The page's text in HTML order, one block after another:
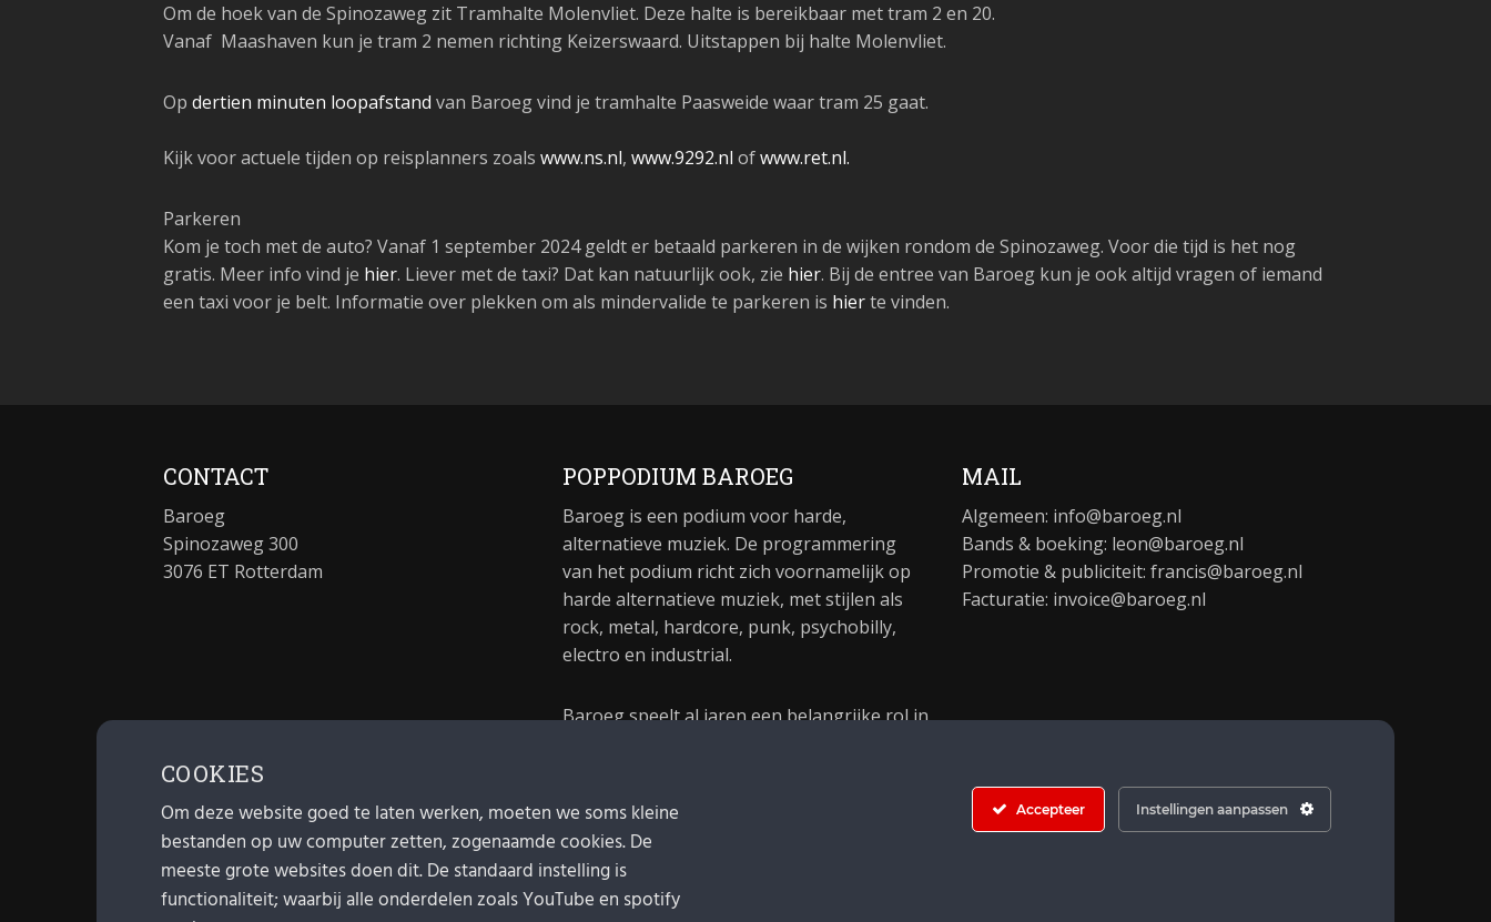
Om de hoek van de Spinozaweg zit Tramhalte Molenvliet. Deze halte is bereikbaar met tram 2 en 20.
Vanaf Maashaven kun je tram 2 nemen richting Keizerswaard. Uitstappen bij halte Molenvliet.
Op dertien minuten loopafstand van Baroeg vind je tramhalte Paasweide waar tram 25 gaat.
Kijk voor actuele tijden op reisplanners zoals www.ns.nl, www.9292.nl ofwww.ret.nl.
Parkeren
Kom je toch met de auto? Vanaf 1 september 2024 geldt er betaald parkeren in de wijken rondom de Spinozaweg. Voor die tijd is het nog
gratis. Meer info vind je hier. Liever met de taxi? Dat kan natuurlijk ook, zie hier. Bij de entree van Baroeg kun je ook altijd vragen of iemand
een taxi voor je belt. Informatie over plekken om als mindervalide te parkeren is hierte vinden.
CONTACT
Baroeg
Spinozaweg 300
3076 ET Rotterdam
POPPODIUM BAROEG
Baroeg is een podium voor harde,
alternatieve muziek. De programmering
van het podium richt zich voornamelijk op
harde alternatieve muziek, met stijlen als
rock, metal, hardcore, punk, psychobilly,
electro en industrial.
Baroeg speelt al jaren een belangrijke rol in
MAIL
Algemeen: info@baroeg.nl
Bands & boeking: leon@baroeg.nl
Promotie & publiciteit: francis@baroeg.nl
Facturatie: invoice@baroeg.nl
COOKIES
Om deze website goed te laten werken, moeten we soms kleine
bestanden op uw computer zetten, zogenaamde cookies. De
meeste grote websites doen dit. De standaard instelling is
functionaliteit; waarbij alle onderdelen zoals YouTube en spotify
Accepteer Instellingen aanpassen